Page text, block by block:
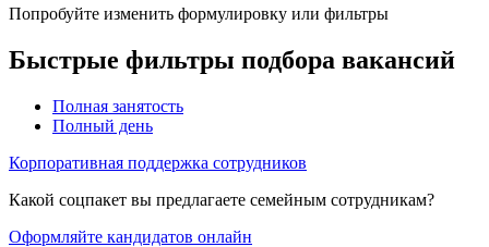
Попробуйте изменить формулировку или фильтры
Быстрые фильтры подбора вакансий
Полная занятость
Полный день
Корпоративная поддержка сотрудников
Какой соцпакет вы предлагаете семейным сотрудникам?
Оформляйте кандидатов онлайн